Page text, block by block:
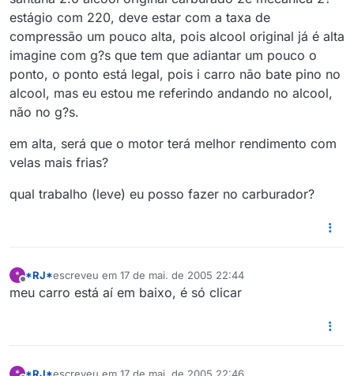
estágio com 220, deve estar com a taxa de
compressão um pouco alta, pois alcool original já é alta
imagine com g?s que tem que adiantar um pouco o
ponto, o ponto está legal, pois i carro não bate pino no
alcool, mas eu estou me referindo andando no alcool,
não no g?s.
em alta, será que o motor terá melhor rendimento com
velas mais frias?
qual trabalho (leve) eu posso fazer no carburador?
* *RJ*escreveu em 17 de mai. de 2005 22:44
última edição por
meu carro está aí em baixo, é só clicar
*